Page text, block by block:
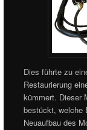
Dies führte zu
Restaurierung
kümmert. Dieser
bestückt, welche
Neuaufbau des